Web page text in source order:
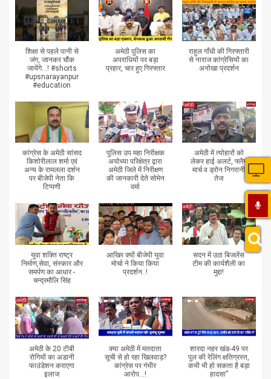
शिक्षा से पहले पानी से
जंग, जानकर चौंक
जायेंगे...! #shorts
#upsnarayanpur
#education
अमेठी पुलिस का
अपराधियों पर बड़ा
प्रहार, चार हुए गिरफ्तार
राहुल गाँधी की गिरफ्तारी
से नाराज कांग्रेसियों का
अनोखा प्रदर्शन
कांग्रेस के अमेठी सांसद
किशोरीलाल शर्मा एवं
अन्य के रामलला दर्शन
पर बीजेपी नेता कि
टिप्पणी
पुलिस उप महा निरीक्षक
अयोध्या परिक्षेत्र द्वारा
अमेठी जिले में निरीक्षण
की जानकारी देते सोमेन
वर्मा
अमेठी में त्योहारों को
लेकर हाई अलर्ट, फ्लैग
मार्च व ड्रोन निगरानी
तेज
युवा शक्ति राष्ट्र
निर्माण,सेवा, संस्कार और
समर्पण का आधार -
चन्द्रमौलि सिंह
आखिर क्यों बीजेपी युवा
मोर्चा ने किया किया
प्रदर्शन..!
सदन में उठा बिजलेंस
टीम की कार्यशैली का
मुद्दा!
अमेठी के 20 टीबी
रोगियों का अडानी
फाउंडेशन कराएगा
इलाज
क्या अमेठी में मतदाता
सूची से हो रहा खिलवाड़?
कांग्रेस पर गंभीर
आरोप...!
शारदा नहर खंड-49 पर
पुल की रेलिंग क्षतिग्रस्त,
कभी भी हो सकता है बड़ा
हादसा”